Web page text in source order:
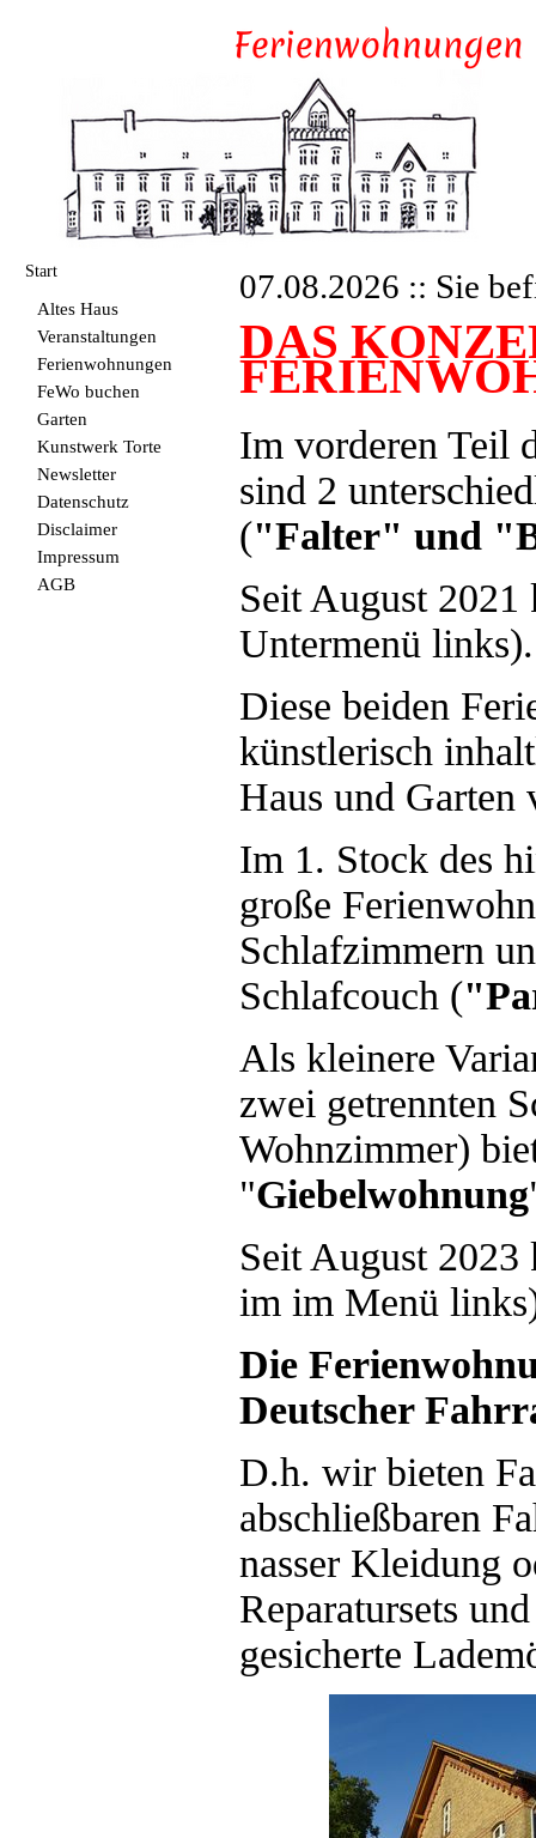
Start
Altes Haus
Veranstaltungen
Ferienwohnungen
FeWo buchen
Garten
Kunstwerk Torte
Newsletter
Datenschutz
Disclaimer
Impressum
AGB
07.08.2026 :: Sie
DAS
Im vorderen Teil
sind 2
("Falter" und
Seit August 2021
Untermenü links).
Diese beiden
künstlerisch
Haus und Garten
Im 1. Stock des
große
Schlafzimmern
Schlafcouch (
Als kleinere
zwei getrennten
Wohnzimmer)
"Giebelwohnung
Seit August
im im Menü
Die
Deutscher
D.h. wir bieten
abschließbaren
nasser Kleidung
Reparatursets
gesicherte